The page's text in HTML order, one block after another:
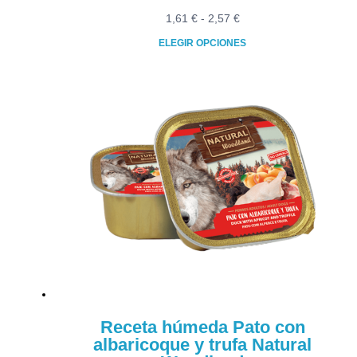
1,61 € - 2,57 €Rango
hasta
2,57 €
ELEGIR OPCIONES
múltiples
variantes.
Las
opciones
se
pueden
elegir
en
Receta húmeda Pato con
albaricoque y trufa Natural